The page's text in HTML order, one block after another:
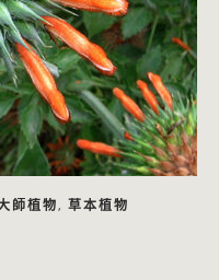
師植物, 草本植物